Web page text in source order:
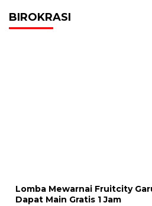
BIROKRASI
Lomba Mewarnai Fruitcity
Dapat Main Gratis 1 Jam